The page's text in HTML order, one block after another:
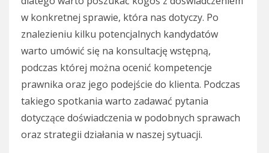
w konkretnej sprawie, która nas dotyczy. Po
znalezieniu kilku potencjalnych kandydatów
warto umówić się na konsultację wstępną,
podczas której można ocenić kompetencje
prawnika oraz jego podejście do klienta. Podczas
takiego spotkania warto zadawać pytania
dotyczące doświadczenia w podobnych sprawach
oraz strategii działania w naszej sytuacji.